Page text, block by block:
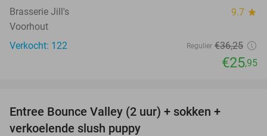
Brasserie Jill's 9.7 star
Voorhout
Verkocht: 122
Regulier €36,25
€25,95
Entree Bounce Valley (2 uur) + sokken +
verkoelende slush puppy